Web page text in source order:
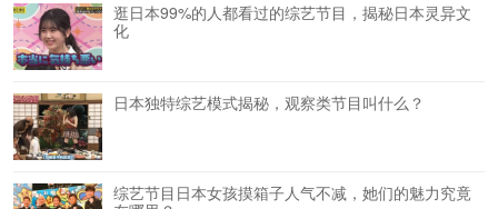
逛日本99%的人都看过的综艺节目，揭秘日本灵异文
化
日本独特综艺模式揭秘，观察类节目叫什么？
综艺节目日本女孩摸箱子人气不减，她们的魅力究竟